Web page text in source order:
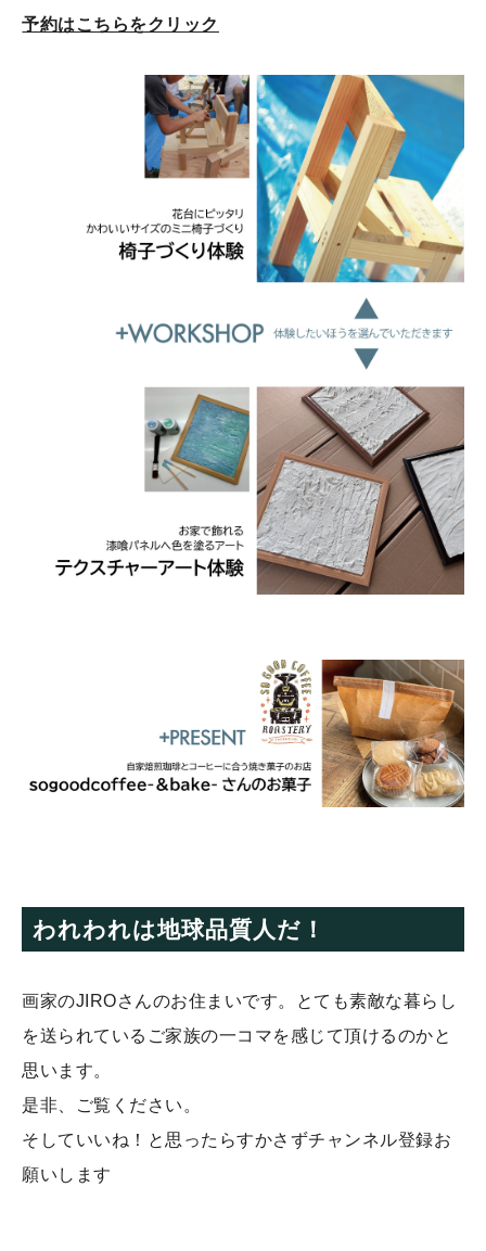
予約はこちらをクリック
われわれは地球品質人だ！
画家のJIROさんのお住まいです。とても素敵な暮らし
を送られているご家族の一コマを感じて頂けるのかと
思います。
是非、ご覧ください。
そしていいね！と思ったらすかさずチャンネル登録お
願いします